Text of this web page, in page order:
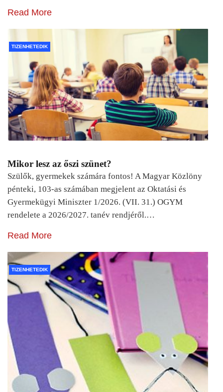
Read More
TIZENHETEDIK
Mikor lesz az őszi szünet?
Szülők, gyermekek számára fontos! A Magyar Közlöny
pénteki, 103-as számában megjelent az Oktatási és
Gyermekügyi Miniszter 1/2026. (VII. 31.) OGYM
rendelete a 2026/2027. tanév rendjéről.…
Read More
TIZENHETEDIK